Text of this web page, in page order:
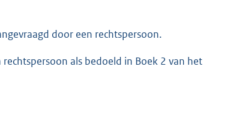
door een rechtspersoon.
als bedoeld in Boek 2 van het